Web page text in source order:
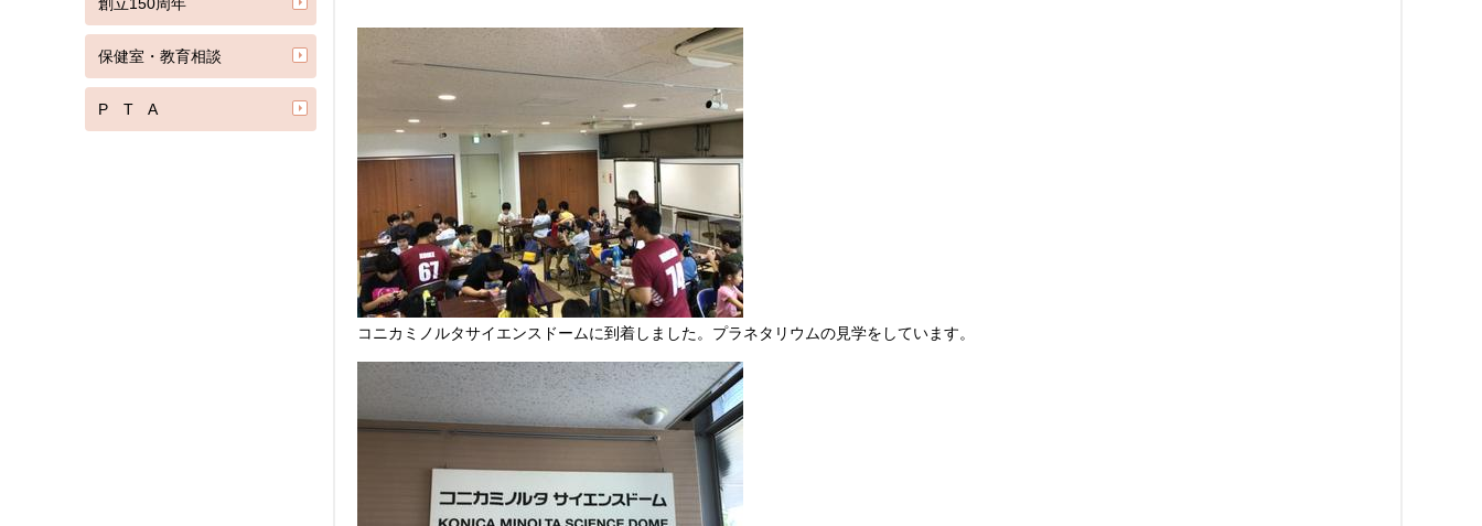
保健室・教育相談
P T A
コニカミノルタサイエンスドームに到着しました。プラネタリウムの見学をしています。